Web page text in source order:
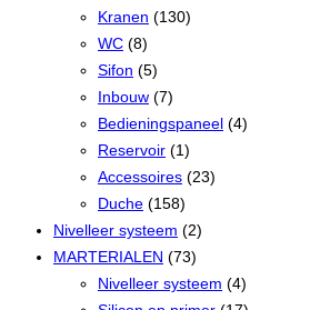
Kranen (130)
WC (8)
Sifon (5)
Inbouw (7)
Bedieningspaneel (4)
Reservoir (1)
Accessoires (23)
Duche (158)
Nivelleer systeem (2)
MARTERIALEN (73)
Nivelleer systeem (4)